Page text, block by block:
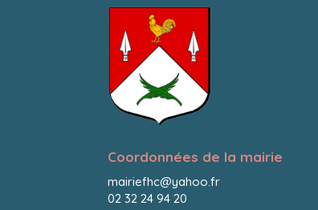
Coordonnées de la mairie
mairiefhc@yahoo.fr
02 32 24 94 20